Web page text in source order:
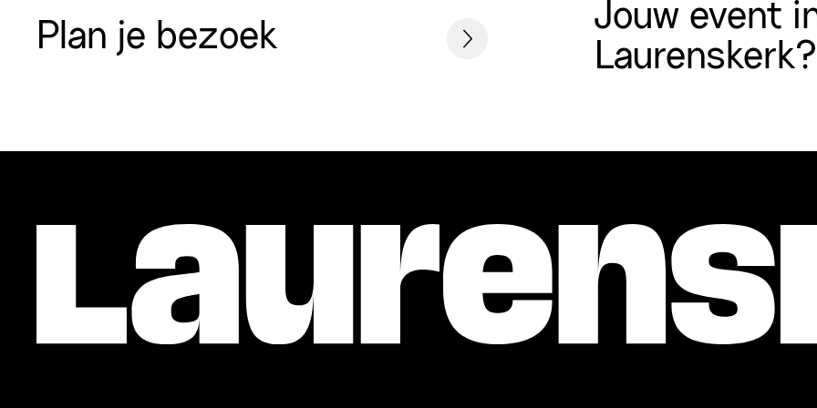
Plan je bezoek
Jouw event
Laurenskerk?